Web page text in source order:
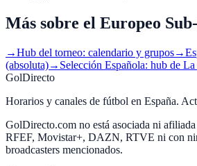
Más sobre el Europeo
→Hub del torneo: calendario y grupos→
(absoluta)→ Selección Española: hub de
GolDirecto
Horarios y canales de fútbol en España.
GolDirecto.com no está asociada ni
RFEF, Movistar+, DAZN, RTVE ni con
broadcasters mencionados.